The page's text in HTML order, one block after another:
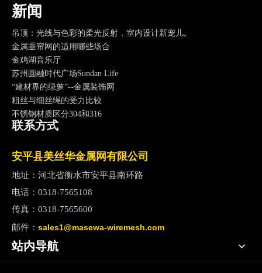
新闻
上海虹口SOHO
深圳中州南山万豪，最不像万豪的万豪
吊顶：光线与色彩的柔光反射，室内设计新宠儿。
金属垂帘网的适用哪些场合
金鸡湖音乐厅
苏州圆融时代广场Sundan Life
“建材界的绿萝”--金属装饰网
粗丝与细丝绳的受力比较
不锈钢材质区分304和316
茫茫夜色中的上海船厂
金属珠链在电视剧《小丈夫》中崭露锋芒
南京江苏大剧院
灵动的琴弦-虹口SOHO
原材料市场动荡
雾霾红色预警
午后时光------小故事
东京宮下公园
万科-大理拾叁月金属装饰网带应用
联系方式
安平县美丝华金属网有限公司
地址：河北省衡水市安平县南环路
电话： 0318-7565108
传真： 0318-7565600
邮件 ： sales1@masewa-wiremesh.com
站内导航